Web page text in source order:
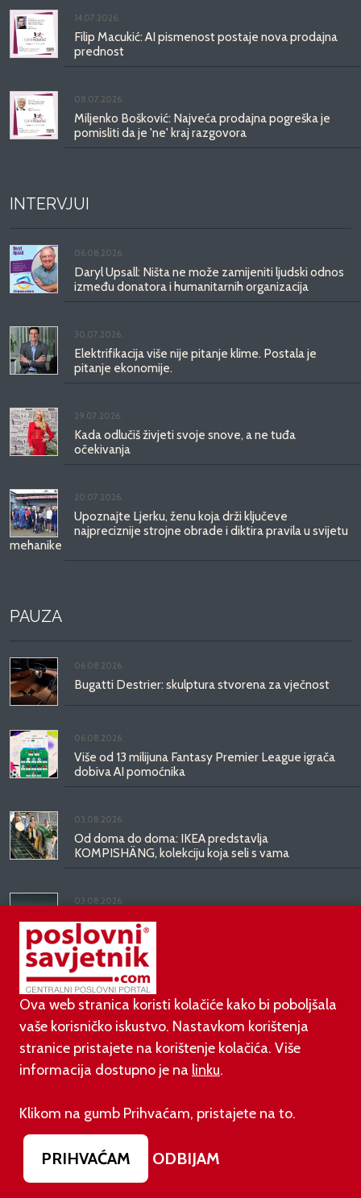
14.07.2026.
Filip Macukić: AI pismenost postaje nova prodajna
prednost
08.07.2026.
Miljenko Bošković: Najveća prodajna pogreška je
pomisliti da je 'ne' kraj razgovora
INTERVJUI
06.08.2026.
Daryl Upsall: Ništa ne može zamijeniti ljudski odnos
između donatora i humanitarnih organizacija
30.07.2026.
Elektrifikacija više nije pitanje klime. Postala je
pitanje ekonomije.
29.07.2026.
Kada odlučiš živjeti svoje snove, a ne tuđa
očekivanja
20.07.2026.
Upoznajte Ljerku, ženu koja drži ključeve
najpreciznije strojne obrade i diktira pravila u svijetu
mehanike
PAUZA
06.08.2026.
Bugatti Destrier: skulptura stvorena za vječnost
06.08.2026.
Više od 13 milijuna Fantasy Premier League igrača
dobiva AI pomoćnika
03.08.2026.
Od doma do doma: IKEA predstavlja
KOMPISHÄNG, kolekciju koja seli s vama
03.08.2026.
Kineski BYD predstavio luksuznu limuzinu veću od
Mercedesove S-klase, obećava domet do 1.000
kilometara
Footer menu
O nama Impressum
Uvjeti korištenja
Ova web stranica koristi kolačiće kako bi poboljšala
vaše korisničko iskustvo. Nastavkom korištenja
stranice pristajete na korištenje kolačića. Više
informacija dostupno je na linku.
Klikom na gumb Prihvaćam, pristajete na to.
PRIHVAĆAM ODBIJAM